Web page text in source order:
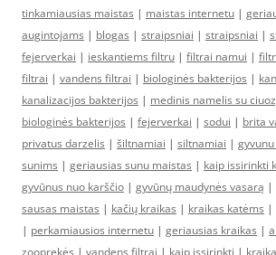
tinkamiausias maistas | maistas internetu |
augintojams | blogas | straipsniai | straipsniai |
fejerverkai | ieskantiems filtru | filtrai namui |
filtrai | vandens filtrai | biologinės bakterijos |
kanalizacijos bakterijos | medinis namelis su
biologinės bakterijos | fejerverkai | sodui | brita
privatus darzelis | šiltnamiai | siltnamiai |
sunims | geriausias sunu maistas | kaip issirinkti
gyvūnus nuo karščio | gyvūnų maudynės vasarą |
sausas maistas | kačių kraikas | kraikas katėms |
| perkamiausios internetu | geriausias kraikas |
zooprekės | vandens filtrai | kaip issirinkti |